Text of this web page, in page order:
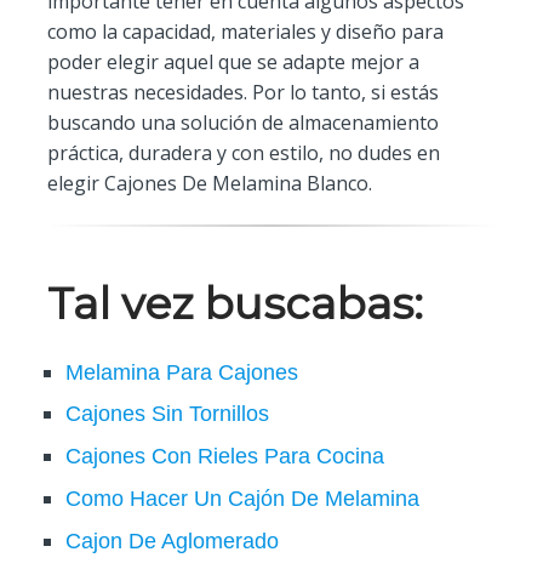
como la capacidad, materiales y diseño para
poder elegir aquel que se adapte mejor a
nuestras necesidades. Por lo tanto, si estás
buscando una solución de almacenamiento
práctica, duradera y con estilo, no dudes en
elegir Cajones De Melamina Blanco.
Tal vez buscabas:
Melamina Para Cajones
Cajones Sin Tornillos
Cajones Con Rieles Para Cocina
Como Hacer Un Cajón De Melamina
Cajon De Aglomerado